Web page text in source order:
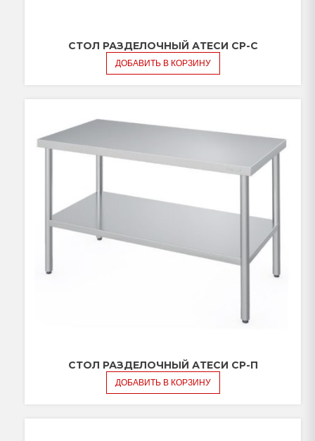
СТОЛ РАЗДЕЛОЧНЫЙ АТЕСИ СР-С
ДОБАВИТЬ В КОРЗИНУ
СТОЛ РАЗДЕЛОЧНЫЙ АТЕСИ СР-П
ДОБАВИТЬ В КОРЗИНУ